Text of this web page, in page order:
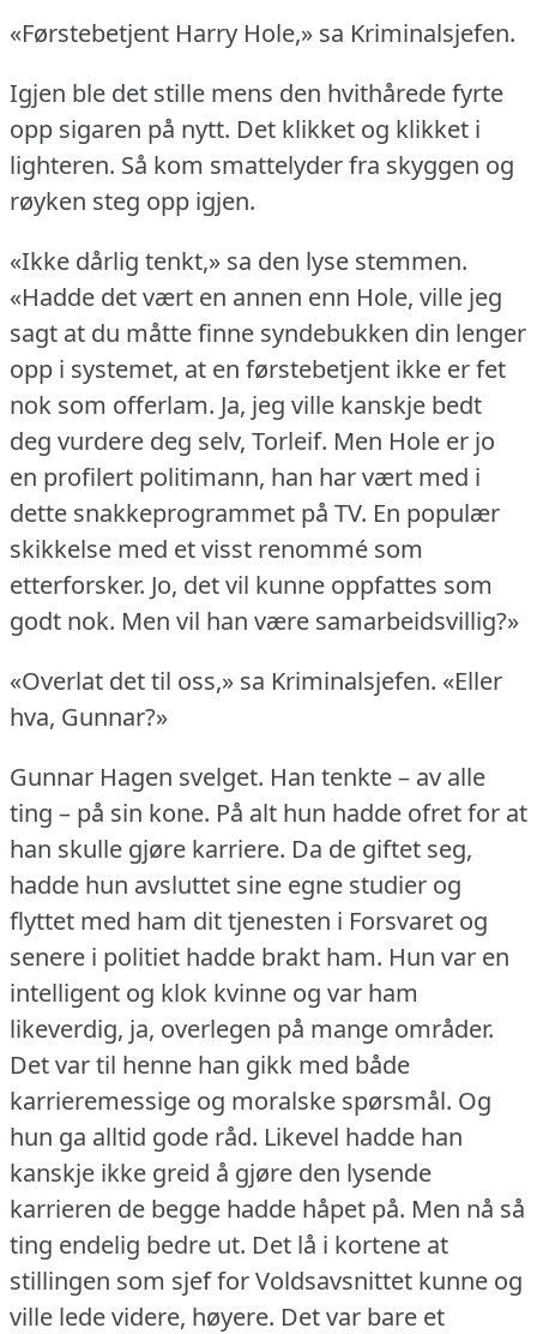
«Førstebetjent Harry Hole,» sa Kriminalsjefen.
Igjen ble det stille mens den hvithårede fyrte
opp sigaren på nytt. Det klikket og klikket i
lighteren. Så kom smattelyder fra skyggen og
røyken steg opp igjen.
«Ikke dårlig tenkt,» sa den lyse stemmen.
«Hadde det vært en annen enn Hole, ville jeg
sagt at du måtte finne syndebukken din lenger
opp i systemet, at en førstebetjent ikke er fet
nok som offerlam. Ja, jeg ville kanskje bedt
deg vurdere deg selv, Torleif. Men Hole er jo
en profilert politimann, han har vært med i
dette snakkeprogrammet på TV. En populær
skikkelse med et visst renommé som
etterforsker. Jo, det vil kunne oppfattes som
godt nok. Men vil han være samarbeidsvillig?»
«Overlat det til oss,» sa Kriminalsjefen. «Eller
hva, Gunnar?»
Gunnar Hagen svelget. Han tenkte – av alle
ting – på sin kone. På alt hun hadde ofret for at
han skulle gjøre karriere. Da de giftet seg,
hadde hun avsluttet sine egne studier og
flyttet med ham dit tjenesten i Forsvaret og
senere i politiet hadde brakt ham. Hun var en
intelligent og klok kvinne og var ham
likeverdig, ja, overlegen på mange områder.
Det var til henne han gikk med både
karrieremessige og moralske spørsmål. Og
hun ga alltid gode råd. Likevel hadde han
kanskje ikke greid å gjøre den lysende
karrieren de begge hadde håpet på. Men nå så
ting endelig bedre ut. Det lå i kortene at
stillingen som sjef for Voldsavsnittet kunne og
ville lede videre, høyere. Det var bare et